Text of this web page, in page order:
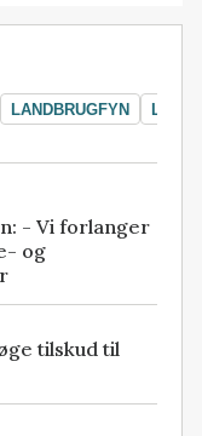
LANDBRUGFYN
- Vi forlanger
og
tilskud til